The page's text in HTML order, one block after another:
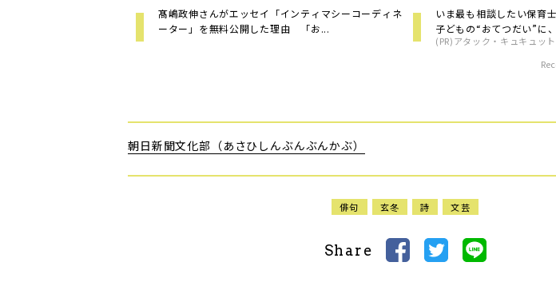
髙嶋政伸さんがエッセイ「インティマシーコーディネ
ーター」を無料公開した理由 「お...
いま最も相談したい保育
子どもの“おてつだい”に
(PR)アタック・キュキュッ
朝日新聞文化部（あさひしんぶんぶんかぶ）
俳句 玄冬 詩 文芸
Share